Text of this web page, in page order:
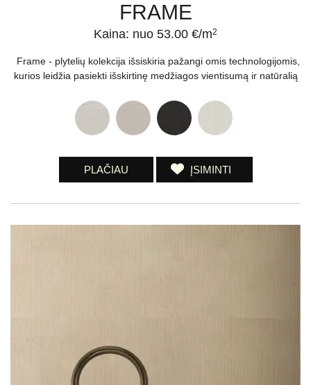
FRAME
Kaina: nuo 53.00 €/m2
Frame - plytelių kolekcija išsiskiria pažangi omis technologijomis,
kurios leidžia pasiekti išskirtinę medžiagos vientisumą ir natūralią
PLAČIAU ĮSIMINTI